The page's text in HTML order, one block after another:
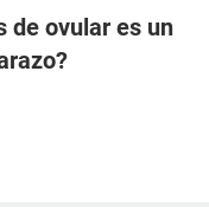
de ovular es un